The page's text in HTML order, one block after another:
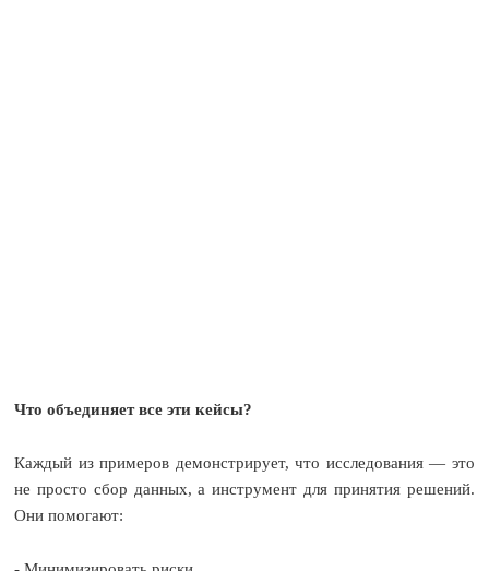
Что объединяет все эти кейсы?
Каждый из примеров демонстрирует, что исследования — это
не просто сбор данных, а инструмент для принятия решений.
Они помогают: